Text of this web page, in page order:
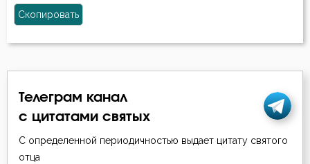
Скопировать
Телеграм канал
с цитатами святых
С определенной периодичностью выдает цитату святого
отца